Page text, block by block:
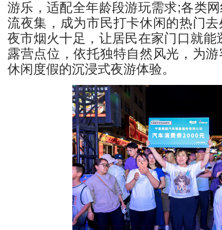
游乐，适配全年龄段游玩需求;各类
流夜集，成为市民打卡休闲的热门
夜市烟火十足，让居民在家门口就能
露营点位，依托独特自然风光，为
休闲度假的沉浸式夜游体验。